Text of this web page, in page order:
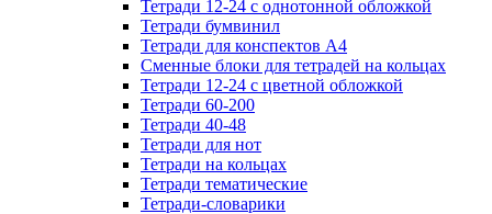
Тетради 12-24 с однотонной обложкой
Тетради бумвинил
Тетради для конспектов А4
Сменные блоки для тетрадей на кольцах
Тетради 12-24 с цветной обложкой
Тетради 60-200
Тетради 40-48
Тетради для нот
Тетради на кольцах
Тетради тематические
Тетради-словарики